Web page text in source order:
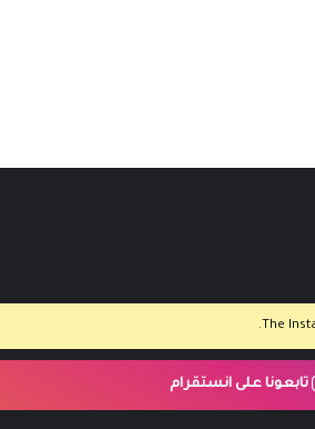
The
تابعونا على انستقرام